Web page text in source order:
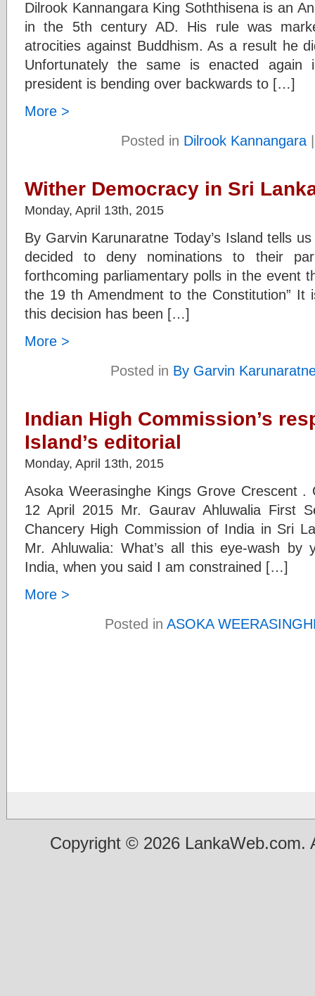
Dilrook Kannangara King Soththisena is an
in the 5th century AD. His rule was
atrocities against Buddhism. As a result he
Unfortunately the same is enacted again
president is bending over backwards to […]
More >
Posted in Dilrook Kannangara
Wither Democracy in Sri
Monday, April 13th, 2015
By Garvin Karunaratne Today’s Island tells
decided to deny nominations to their
forthcoming parliamentary polls in the event
the 19 th Amendment to the Constitution”
this decision has been […]
More >
Posted in By Garvin
Indian High Commission’s
Island’s editorial
Monday, April 13th, 2015
Asoka Weerasinghe Kings Grove Crescent
12 April 2015 Mr. Gaurav Ahluwalia First
Chancery High Commission of India in Sri
Mr. Ahluwalia: What’s all this eye-wash
India, when you said I am constrained […]
More >
Posted in ASOKA
Copyright © 2026 LankaWeb.com.